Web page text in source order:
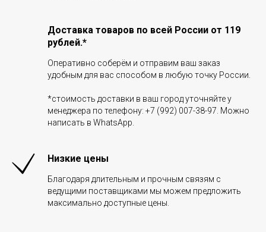
Доставка товаров по всей России от 119
рублей.*
Оперативно соберём и отправим ваш заказ
удобным для вас способом в любую точку России.
*стоимость доставки в ваш город уточняйте у
менеджера по телефону: +7 (992) 007-38-97. Можно
написать в WhatsApp.
Низкие цены
Благодаря длительным и прочным связям с
ведущими поставщиками мы можем предложить
максимально доступные цены.